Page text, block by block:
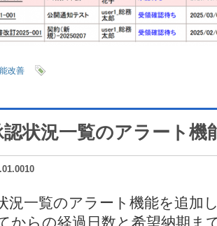
改善
認状況一覧のアラート機
況一覧のアラート機能を追加
からの経過日数と希望納期ま